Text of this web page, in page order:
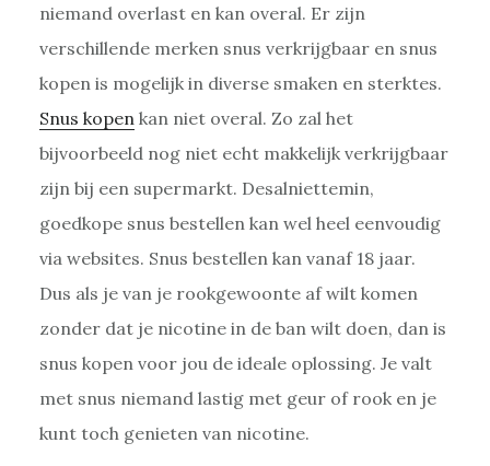
niemand overlast en kan overal. Er zijn
verschillende merken snus verkrijgbaar en snus
kopen is mogelijk in diverse smaken en sterktes.
Snus kopen kan niet overal. Zo zal het
bijvoorbeeld nog niet echt makkelijk verkrijgbaar
zijn bij een supermarkt. Desalniettemin,
goedkope snus bestellen kan wel heel eenvoudig
via websites. Snus bestellen kan vanaf 18 jaar.
Dus als je van je rookgewoonte af wilt komen
zonder dat je nicotine in de ban wilt doen, dan is
snus kopen voor jou de ideale oplossing. Je valt
met snus niemand lastig met geur of rook en je
kunt toch genieten van nicotine.